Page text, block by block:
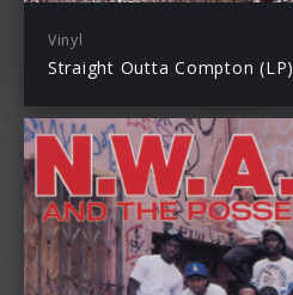
Vinyl
Straight Outta Compton (LP)